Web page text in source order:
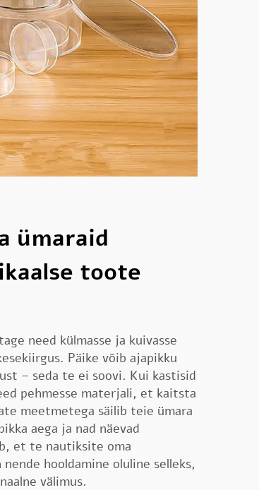
ümaraid
toote
need külmasse ja kuivasse
Päike võib ajapikku
– seda te ei soovi. Kui kastisid
pehmesse materjali, et kaitsta
meetmetega säilib teie ümara
aega ja nad näevad
et te nautiksite oma
hooldamine oluline selleks,
välimus.